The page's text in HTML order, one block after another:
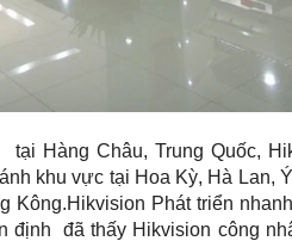
Hàng Châu, Trung Quốc,
khu vực tại Hoa Kỳ, Hà Lan,
Kông.Hikvision Phát triển
đã thấy Hikvision công